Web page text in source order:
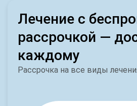
Лечение с
рассрочкой —
каждому
Рассрочка на все виды